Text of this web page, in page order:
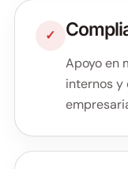
✓
Apoyo en
internos